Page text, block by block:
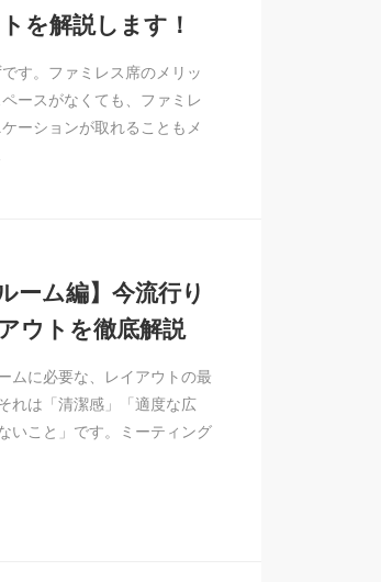
を解説します！
す。ファミレス席のメリッ
ースがなくても、ファミレ
ーションが取れることもメ
ーム編】今流行り
ウトを徹底解説
ムに必要な、レイアウトの最
れは「清潔感」「適度な広
いこと」です。ミーティング